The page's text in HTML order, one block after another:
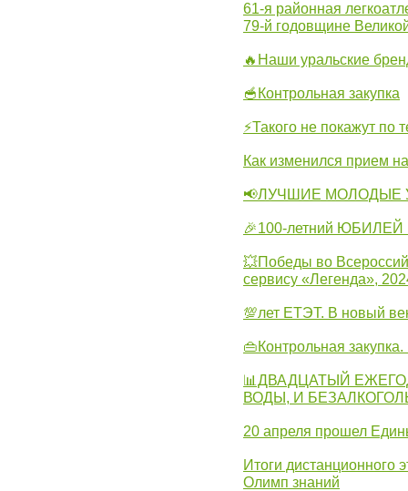
61-я районная
79-й годовщине
🔥Наши уральские
🥣Контрольная закупка
⚡Такого не покажут по
Как изменился прием
📢ЛУЧШИЕ МОЛОДЫЕ
🎉100-летний ЮБИЛЕЙ
💥Победы во
сервису «Легенда»,
💯лет ЕТЭТ. В новый
👜Контрольная
📊ДВАДЦАТЫЙ
ВОДЫ, И
20 апреля прошел
Итоги дистанционного
Олимп знаний